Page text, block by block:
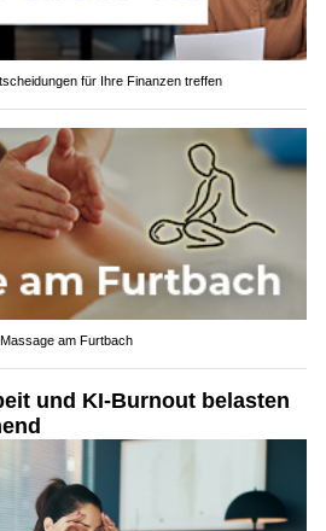
für Ihre Finanzen treffen
am Furtbach
und KI-Burnout belasten